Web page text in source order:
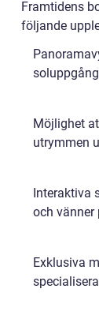
Framtidens
följande
Möjlighet
utrymmen
Interaktiva
och vänner
Exklusiva